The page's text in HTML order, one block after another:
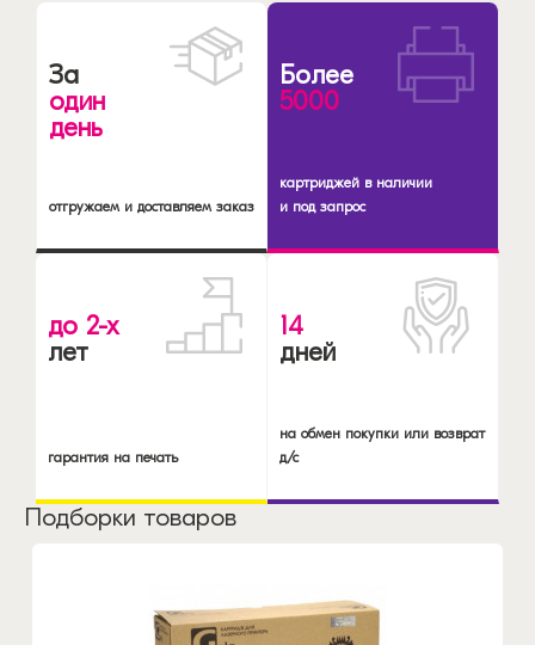
За
один
день
отгружаем и доставляем заказ
Более
5000
картриджей в наличии
и под запрос
до 2-х
лет
гарантия на печать
14
дней
на обмен покупки или возврат
д/с
Подборки товаров